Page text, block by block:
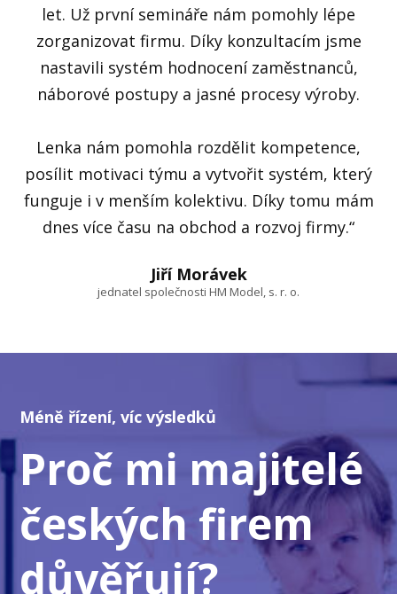
let. Už první semináře nám pomohly lépe
zorganizovat firmu. Díky konzultacím jsme
nastavili systém hodnocení zaměstnanců,
náborové postupy a jasné procesy výroby.
Lenka nám pomohla rozdělit kompetence,
posílit motivaci týmu a vytvořit systém, který
funguje i v menším kolektivu. Díky tomu mám
dnes více času na obchod a rozvoj firmy.“
Jiří Morávek
jednatel společnosti HM Model, s. r. o.
Méně řízení, víc výsledků
Proč mi majitelé
českých firem
důvěřují?